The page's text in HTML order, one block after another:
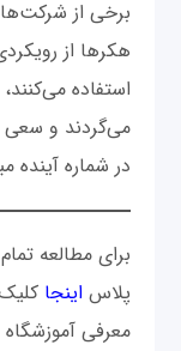
برخی از
هکرها از
استفاده
می‌گردند و سعی
در شماره
برای مطالعه
پلاساینجا
معرفی